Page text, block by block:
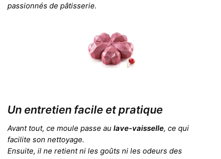
passionnés de pâtisserie.
Un entretien facile et pratique
Avant tout, ce moule passe au lave-vaisselle, ce qui
facilite son nettoyage.
Ensuite, il ne retient ni les goûts ni les odeurs des